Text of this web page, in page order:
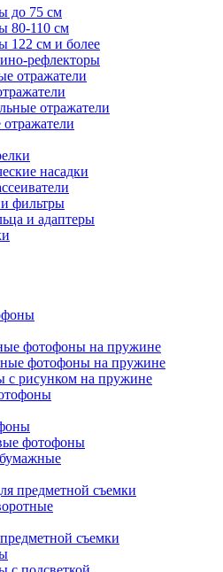
до 75 см
80-110 см
122 см и более
рефлекторы
отражатели
отражатели
насадки
фильтры
и адаптеры
фотофоны на пружине
фотофоны на пружине
с рисунком на пружине
фотофоны
предметной съемки
съемки